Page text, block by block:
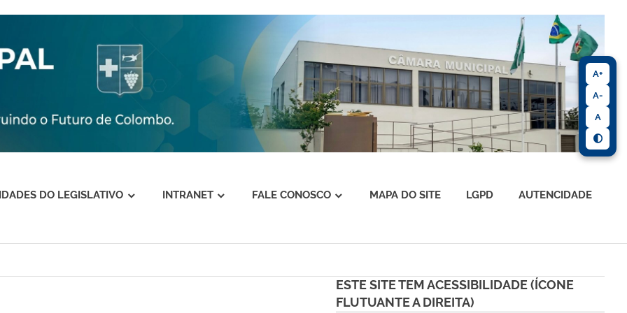
DO LEGISLATIVO INTRANET FALE CONOSCO MAPA DO SITE LGPD AUTENCIDADE
ESTE SITE TEM ACESSIBILIDADE (ÍCONE
FLUTUANTE A DIREITA)
A+
A-
A